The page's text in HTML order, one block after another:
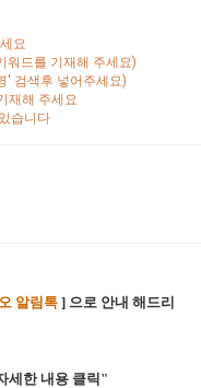
요
워드를 기재해 주세요)
' 검색후 넣어주세요)
재해 주세요
습니다
알림톡 ] 으로 안내 해드리
세한 내용 클릭"